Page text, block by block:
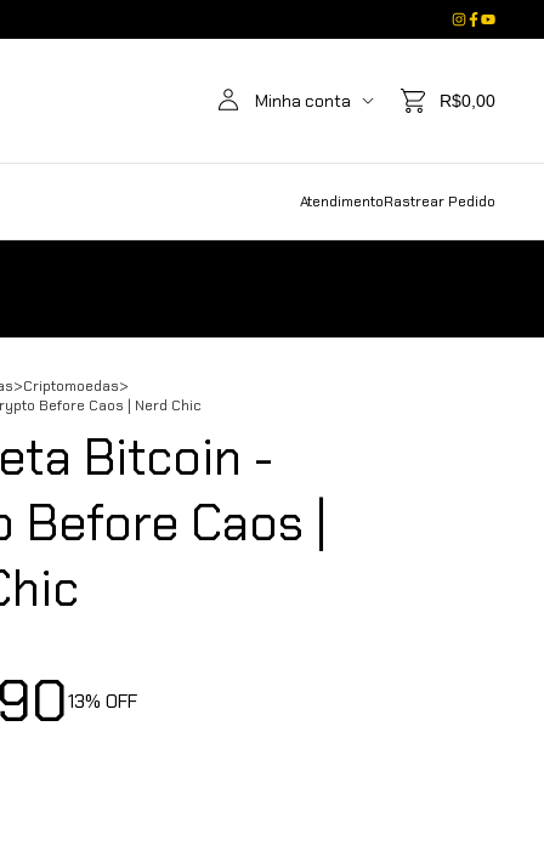
Minha conta R$0,00
AtendimentoRastrear Pedido
>Criptomoedas>
Before Caos | Nerd Chic
Bitcoin -
Caos |
13% OFF